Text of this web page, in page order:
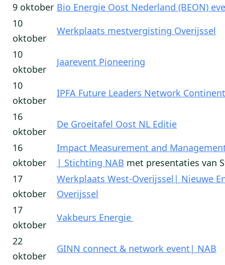
9 oktober Bio Energie Oost Nederland (BEON)
10
oktober
Werkplaats mestvergisting Overijssel
10
oktober
Jaarevent Pioneering
10
oktober
IPFA Future Leaders Network
16
oktober
De Groeitafel Oost NL Editie
16
oktober
Impact Measurement and
| Stichting NAB met presentaties van
17
oktober
Werkplaats West-Overijssel| Nieuwe
Overijssel
17
oktober
Vakbeurs Energie
22
oktober
GINN connect & network event| NAB